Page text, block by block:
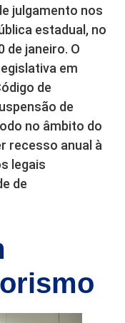
julgamento nos
estadual, no
de janeiro. O
em
de
de
no âmbito do
recesso anual à
legais
de